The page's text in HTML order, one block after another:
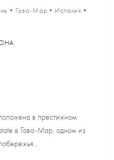
• Гава-Мар • Испания •
в престижном
в Гава-Мар, одном из